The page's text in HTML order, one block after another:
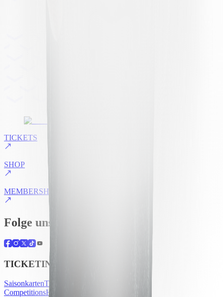
TICKETS
SHOP
MEMBERSHIP
Folge uns
TICKETING
SaisonkartenTickets
CompetitionsHospitality